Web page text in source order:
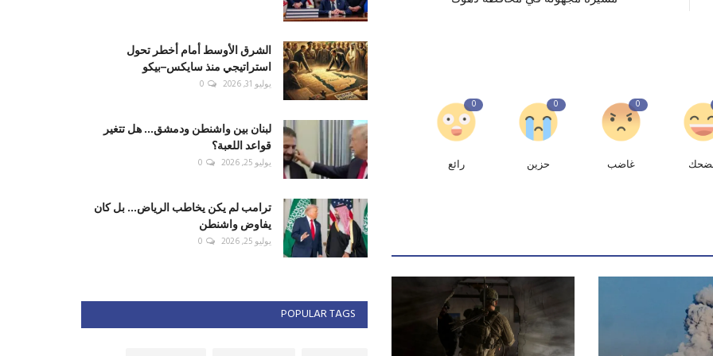
0
غاضب
0
حزين
0
رائع
الشرق الأوسط أمام أخطر تحول
استراتيجي منذ سايكس–بيكو
يوليو 31, 2026 0
لبنان بين واشنطن ودمشق... هل تتغير
قواعد اللعبة؟
يوليو 25, 2026 0
ترامب لم يكن يخاطب الرياض... بل كان
يفاوض واشنطن
يوليو 25, 2026 0
POPULAR TAGS